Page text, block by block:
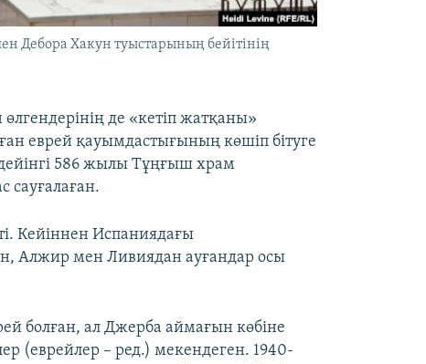
Дебора Хакун туыстарының бейітінің
де «кетіп жатқаны»
еврей қауымдастығының көшіп бітуге
дейінгі 586 жылы Тұңғыш храм
сауғалаған.
Кейіннен Испаниядағы
Алжир мен Ливиядан ауғандар осы
болған, ал Джерба аймағын көбіне
(еврейлер – ред.) мекендеген. 1940-